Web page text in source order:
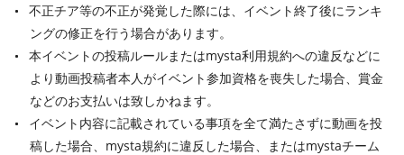
不正チア等の不正が発覚した際には、イベント終了後にランキ
ングの修正を行う場合があります。
本イベントの投稿ルールまたはmysta利用規約への違反などに
より動画投稿者本人がイベント参加資格を喪失した場合、賞金
などのお支払いは致しかねます。
イベント内容に記載されている事項を全て満たさずに動画を投
稿した場合、mysta規約に違反した場合、またはmystaチーム